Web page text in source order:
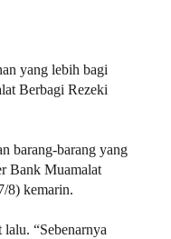
yang lebih bagi
Berbagi Rezeki
barang-barang yang
Bank Muamalat
8) kemarin.
“Sebenarnya